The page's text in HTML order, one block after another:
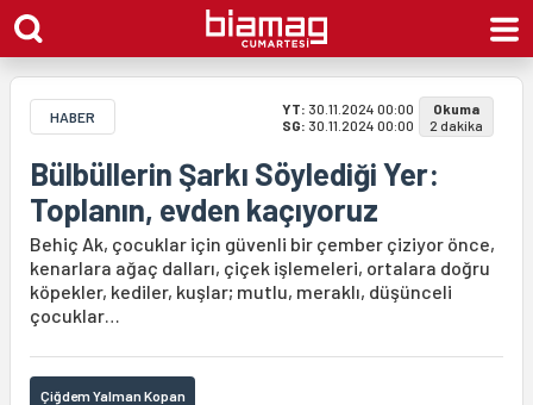
HABER YT: 30.11.2024 00:00
SG: 30.11.2024 00:00
Okuma
2 dakika
Bülbüllerin Şarkı Söylediği Yer:
Toplanın, evden kaçıyoruz
Behiç Ak, çocuklar için güvenli bir çember çiziyor önce,
kenarlara ağaç dalları, çiçek işlemeleri, ortalara doğru
köpekler, kediler, kuşlar; mutlu, meraklı, düşünceli
çocuklar…
Çiğdem Yalman Kopan